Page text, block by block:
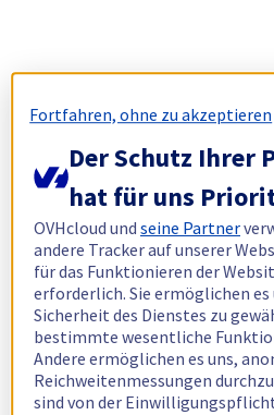
Fortfahren, ohne zu akzeptieren
Der Schutz Ihrer
hat für uns
OVHcloud undseine Partner
andere Tracker auf unserer
für das Funktionieren der
erforderlich. Sie ermöglichen es
Sicherheit des Dienstes zu
bestimmte wesentliche
Andere ermöglichen es uns,
Reichweitenmessungen
sind von der